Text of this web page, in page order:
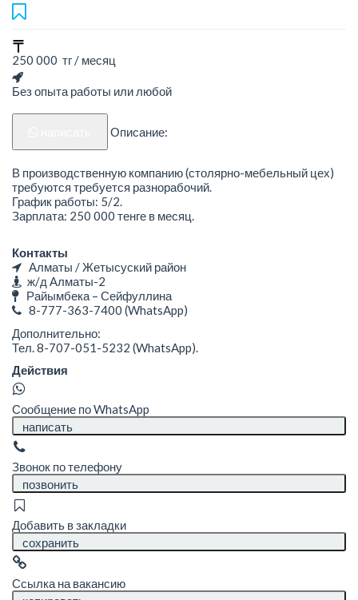
250 000 тг / месяц
Без опыта работы или любой
Описание:
В производственную компанию (столярно-мебельный цех)
требуются требуется разнорабочий.
График работы: 5/2.
Зарплата: 250 000 тенге в месяц.
Контакты
Алматы / Жетысуский район
ж/д Алматы-2
Райымбека – Сейфуллина
8-777-363-7400 (WhatsApp)
Дополнительно:
Тел. 8-707-051-5232 (WhatsApp).
Действия
Сообщение по WhatsApp
написать
Звонок по телефону
позвонить
Добавить в закладки
сохранить
Ссылка на вакансию